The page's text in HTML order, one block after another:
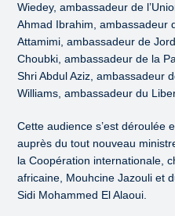
Wiedey, ambassadeur de
Ahmad Ibrahim, ambassadeur
Attamimi, ambassadeur de
Choubki, ambassadeur de la
Shri Abdul Aziz, ambassadeur
Williams, ambassadeur du
Cette audience s’est déroulée
auprès du tout nouveau
la Coopération internationale,
africaine, Mouhcine Jazouli et
Sidi Mohammed El Alaoui.